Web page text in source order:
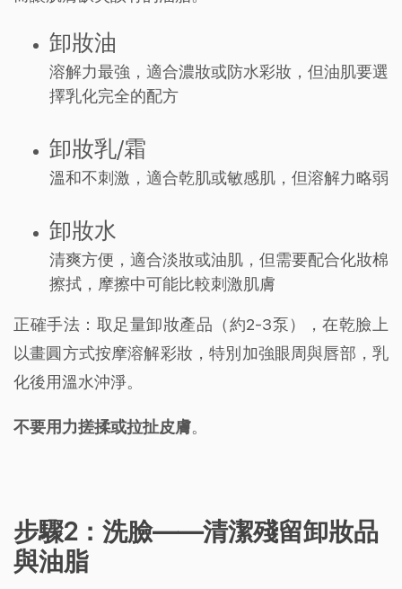
卸妝油
溶解力最強，適合濃妝或防水彩妝，但油肌要選
擇乳化完全的配方
卸妝乳/霜
溫和不刺激，適合乾肌或敏感肌，但溶解力略弱
卸妝水
清爽方便，適合淡妝或油肌，但需要配合化妝棉
擦拭，摩擦中可能比較刺激肌膚
正確手法：取足量卸妝產品（約2-3泵），在乾臉上
以畫圓方式按摩溶解彩妝，特別加強眼周與唇部，乳
化後用溫水沖淨。
不要用力搓揉或拉扯皮膚。
步驟2：洗臉——清潔殘留卸妝品
與油脂